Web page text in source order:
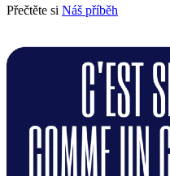
Přečtěte si Náš příběh